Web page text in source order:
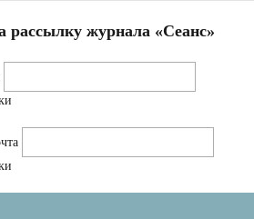
рассылку журнала «Сеанс»